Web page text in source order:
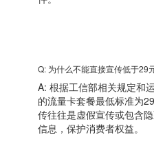
Q: 为什么不能直接宣传低于29
A: 根据工信部相关规定和
的流量卡套餐最低标准为
传往往是虚假宣传或包含
信息，保护消费者权益。